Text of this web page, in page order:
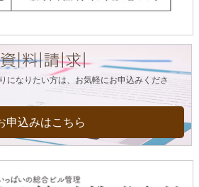
になりたい方は、お気軽にお申込みくださ
申込みはこちら